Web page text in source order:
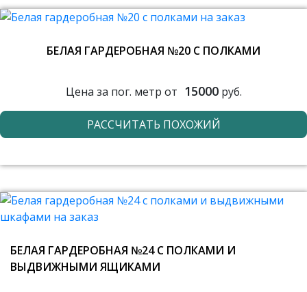
БЕЛАЯ ГАРДЕРОБНАЯ №20 С ПОЛКАМИ
Цена за пог. метр от 15000руб.
РАССЧИТАТЬ ПОХОЖИЙ
БЕЛАЯ ГАРДЕРОБНАЯ №24 С ПОЛКАМИ И
ВЫДВИЖНЫМИ ЯЩИКАМИ